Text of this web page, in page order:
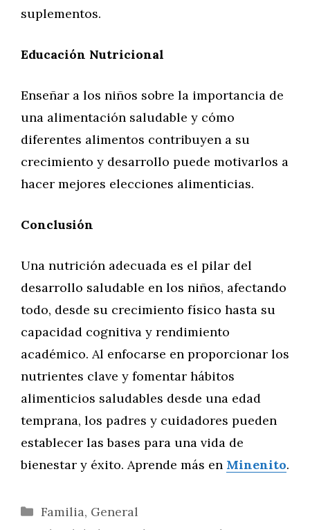
suplementos.
Educación Nutricional
Enseñar a los niños sobre la importancia de
una alimentación saludable y cómo
diferentes alimentos contribuyen a su
crecimiento y desarrollo puede motivarlos a
hacer mejores elecciones alimenticias.
Conclusión
Una nutrición adecuada es el pilar del
desarrollo saludable en los niños, afectando
todo, desde su crecimiento físico hasta su
capacidad cognitiva y rendimiento
académico. Al enfocarse en proporcionar los
nutrientes clave y fomentar hábitos
alimenticios saludables desde una edad
temprana, los padres y cuidadores pueden
establecer las bases para una vida de
bienestar y éxito. Aprende más en Minenito.
Categorías
Familia, General